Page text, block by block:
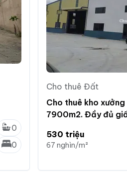
0
0
Cho thuê Đất
Cho thuê kho
7900m2. Đầy đủ
530 triệu
67 nghìn/m²